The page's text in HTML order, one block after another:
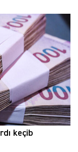
keçib